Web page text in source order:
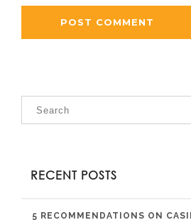
RECENT POSTS
5 RECOMMENDATIONS ON